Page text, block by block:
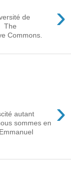
›
de
The
Commons.
›
autant
sommes en